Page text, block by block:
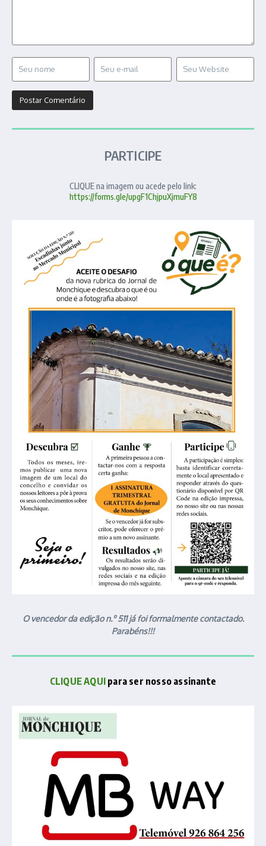
PARTICIPE
CLIQUE na imagem ou acede pelo link:
https://forms.gle/upgF1ChjpuXjmuFY8
O vencedor da edição n.º 511 já foi formalmente contactado.
Parabéns!!!
CLIQUE AQUI para ser nosso assinante